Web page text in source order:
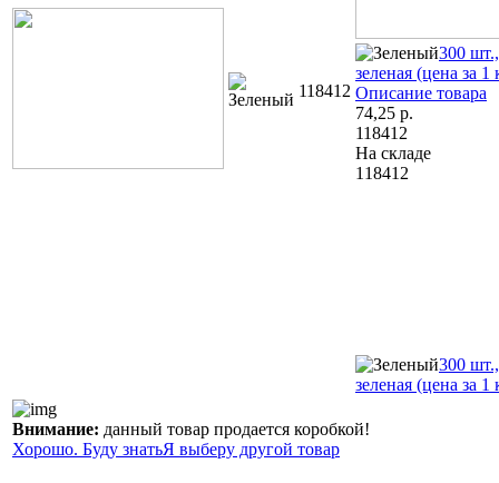
118412
300
зеленая (цена за
Описание товара
74,25 р.
118412
На складе
118412
300
зеленая (цена за
Внимание: данный товар продается коробкой!
Хорошо. Буду знатьЯ выберу другой товар